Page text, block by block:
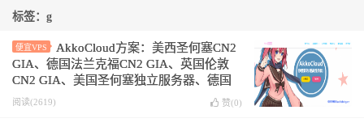
标签：g
便宜VPS
AkkoCloud方案：美西圣何塞CN2
GIA、德国法兰克福CN2 GIA、英国伦敦
CN2 GIA、美国圣何塞独立服务器、德国
法兰克福独立服务器、英国伦敦独立服务
阅读(2619) 赞(0)